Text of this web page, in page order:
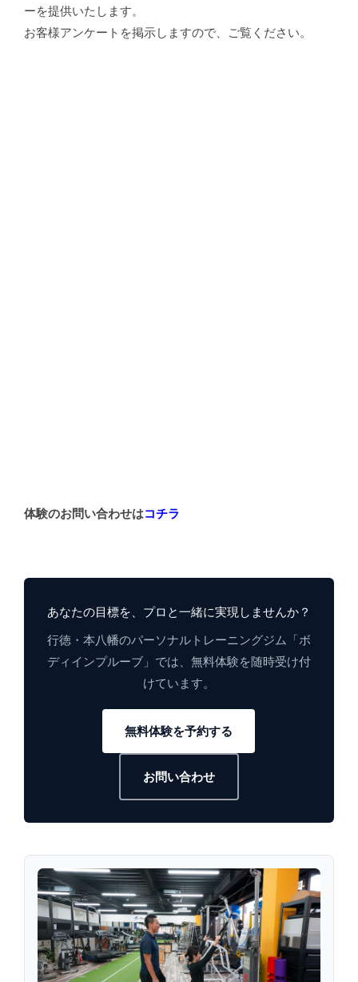
ーを提供いたします。
お客様アンケートを掲示しますので、ご覧ください。
体験のお問い合わせはコチラ
あなたの目標を、プロと一緒に実現しませんか？
行徳・本八幡のパーソナルトレーニングジム「ボ
ディインプルーブ」では、無料体験を随時受け付
けています。
無料体験を予約する
お問い合わせ